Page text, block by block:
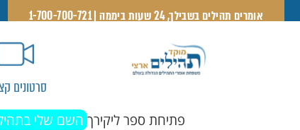
אומרים תהילים בשבילך, 24 שעות ביממה | 1-700-700-721
סרטונים
פתיחת ספר ליקירך השם שלי